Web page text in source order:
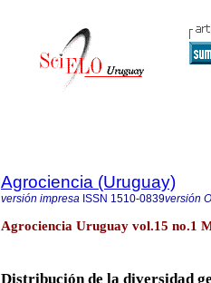
Agrociencia (Uruguay)
versión impresa ISSN 1510-0839versión
Agrociencia Uruguay vol.15 no.1
Distribución de la diversidad